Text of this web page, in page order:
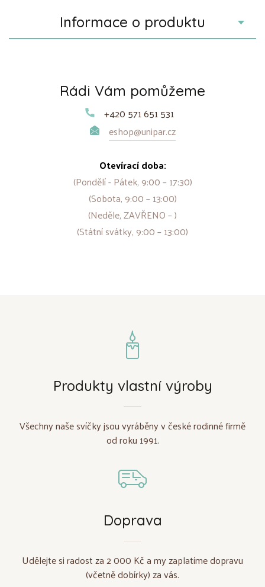
Informace o produktu
Rádi Vám pomůžeme
+420 571 651 531
eshop@unipar.cz
Otevírací doba:
(Pondělí - Pátek, 9:00 – 17:30)
(Sobota, 9:00 – 13:00)
(Neděle, ZAVŘENO – )
(Státní svátky, 9:00 – 13:00)
Produkty vlastní výroby
Všechny naše svíčky jsou vyráběny v české rodinné firmě
od roku 1991.
Doprava
Udělejte si radost za 2 000 Kč a my zaplatíme dopravu
(včetně dobírky) za vás.